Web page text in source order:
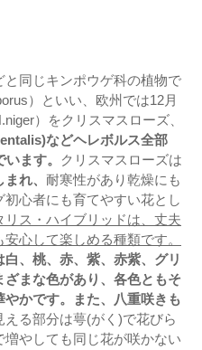
同じキンポウゲ科の植物で
）といい、欧州では12月
）をクリスマスローズ、
などヘレボルス全部
ます。
クリスマスローズは
れ、 耐寒性があり乾燥にも
心者にも育てやすい花とし
リス・ハイブリッドは、丈夫
心して楽しめる種類です。
、桃、赤、紫、赤紫、グリ
まな色があり、各色ともそ
かです。また、八重咲きも
える部分は萼(がく)で花びら
やしても同じ花が咲かない